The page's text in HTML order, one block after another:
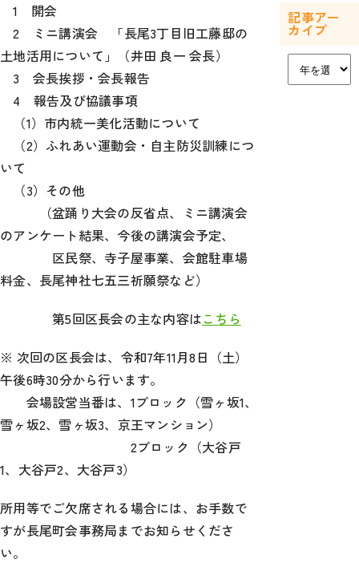
1 開会
2 ミニ講演会 「長尾3丁目旧工藤邸の
土地活用について」（井田 良一 会長）
3 会長挨拶・会長報告
4 報告及び協議事項
（1）市内統一美化活動について
（2）ふれあい運動会・自主防災訓練につ
いて
（3）その他
（盆踊り大会の反省点、ミニ講演会
のアンケート結果、今後の講演会予定、
区民祭、寺子屋事業、会館駐車場
料金、長尾神社七五三祈願祭など）
第5回区長会の主な内容はこちら
※ 次回の区長会は、令和7年11月8日（土）
午後6時30分から行います。
会場設営当番は、1ブロック（雪ヶ坂1、
雪ヶ坂2、雪ヶ坂3、京王マンション）
2ブロック（大谷戸
1、大谷戸2、大谷戸3）
所用等でご欠席される場合には、お手数で
すが長尾町会事務局までお知らせくださ
い。
記事アー
カイブ
ー